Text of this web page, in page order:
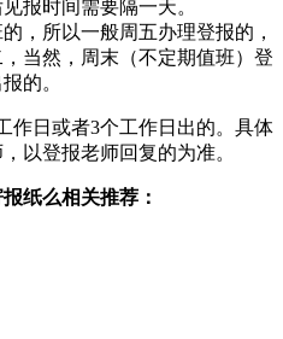
报时间需要隔一天。
，所以一般周五办理登报的，
当然，周末（不定期值班）登
的。
作日或者3个工作日出的。具体
以登报老师回复的为准。
纸么相关推荐：